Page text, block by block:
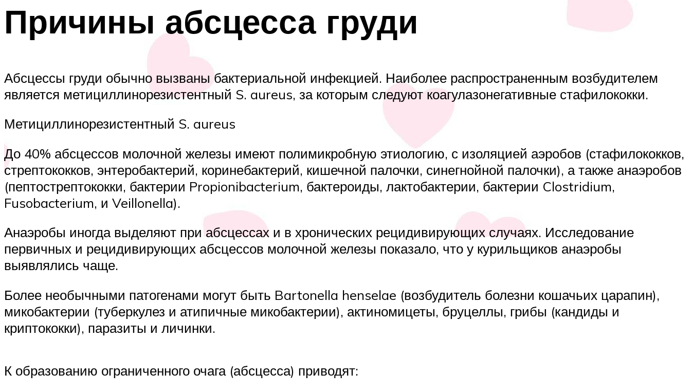
Причины абсцесса груди
Абсцессы груди обычно вызваны бактериальной инфекцией. Наиболее распространенным возбудителем
является метициллинорезистентный S. aureus, за которым следуют коагулазонегативные стафилококки.
Метициллинорезистентный S. aureus
До 40% абсцессов молочной железы имеют полимикробную этиологию, с изоляцией аэробов (стафилококков,
стрептококков, энтеробактерий, коринебактерий, кишечной палочки, синегнойной палочки), а также анаэробов
(пептострептококки, бактерии Propionibacterium, бактероиды, лактобактерии, бактерии Clostridium,
Fusobacterium, и Veillonella).
Анаэробы иногда выделяют при абсцессах и в хронических рецидивирующих случаях. Исследование
первичных и рецидивирующих абсцессов молочной железы показало, что у курильщиков анаэробы
выявлялись чаще.
Более необычными патогенами могут быть Bartonella henselae (возбудитель болезни кошачьих царапин),
микобактерии (туберкулез и атипичные микобактерии), актиномицеты, бруцеллы, грибы (кандиды и
криптококки), паразиты и личинки.
К образованию ограниченного очага (абсцесса) приводят: